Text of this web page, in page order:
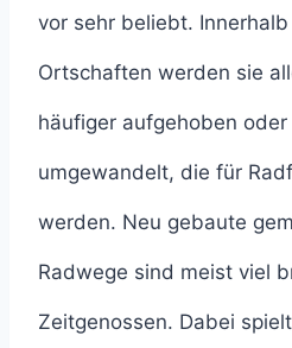
vor sehr beliebt.
Ortschaften werden sie
häufiger aufgehoben oder
umgewandelt, die für
werden. Neu gebaute
Radwege sind meist viel
Zeitgenossen. Dabei